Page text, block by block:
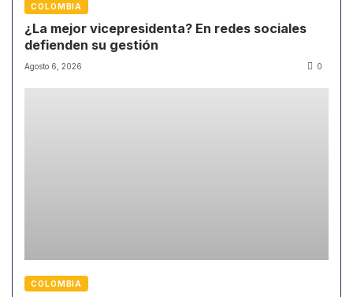
COLOMBIA
¿La mejor vicepresidenta? En redes sociales
defienden su gestión
Agosto 6, 2026 0
COLOMBIA